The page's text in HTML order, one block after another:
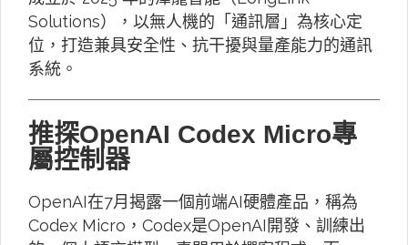
Solutions），以無人機的「通訊層」為核心定
位，打造兼具安全性、抗干擾與量產能力的通訊
系統。
推探OpenAI Codex Micro專
屬控制器
OpenAI在7月揭露一個前端AI硬體產品，稱為
Codex Micro，Codex是OpenAI開發、訓練出